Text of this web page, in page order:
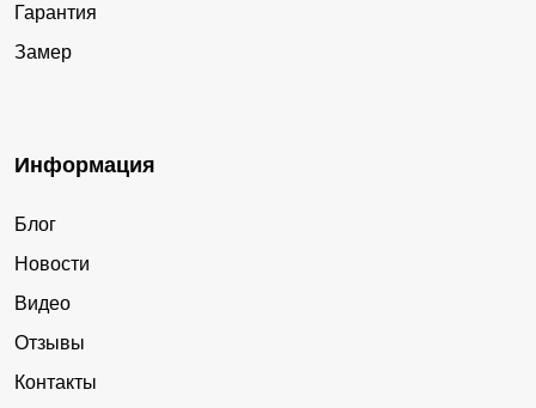
Гарантия
Замер
Информация
Блог
Новости
Видео
Отзывы
Контакты